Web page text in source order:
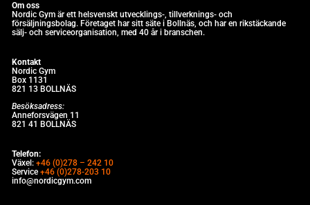
Om oss
Nordic Gym är ett helsvenskt utvecklings-, tillverknings- och
försäljningsbolag. Företaget har sitt säte i Bollnäs, och har en rikstäckande
sälj- och serviceorganisation, med 40 år i branschen.
Kontakt
Nordic Gym
Box 1131
821 13 BOLLNÄS
Besöksadress:
Anneforsvägen 11
821 41 BOLLNÄS
Telefon:
Växel: +46 (0)278 – 242 10
Service +46 (0)278-203 10
info@nordicgym.com